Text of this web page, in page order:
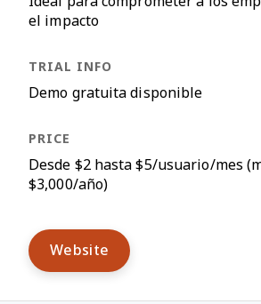
el impacto
Demo gratuita disponible
Desde $2 hasta $5/usuario/mes
$3,000/año)
Website